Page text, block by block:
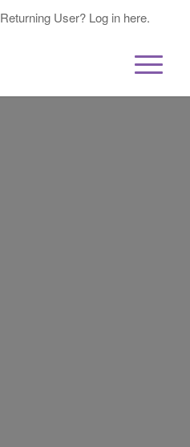
Returning User? Log in here.